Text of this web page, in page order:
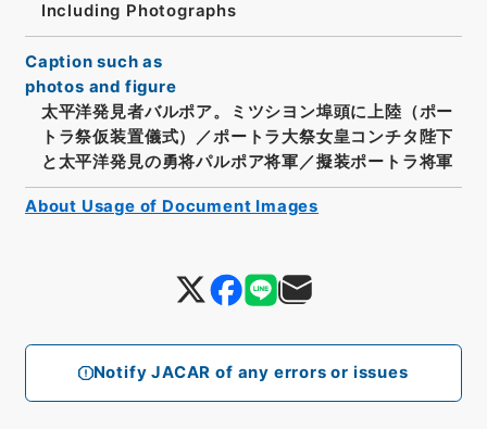
Notify JACAR of any errors or issues
Including Photographs
Caption such as
photos and figure
太平洋発見者バルポア。ミツシヨン埠頭に上陸（ポー
トラ祭仮装置儀式）／ポートラ大祭女皇コンチタ陛下
と太平洋発見の勇将パルポア将軍／擬装ポートラ将軍
About Usage of Document Images